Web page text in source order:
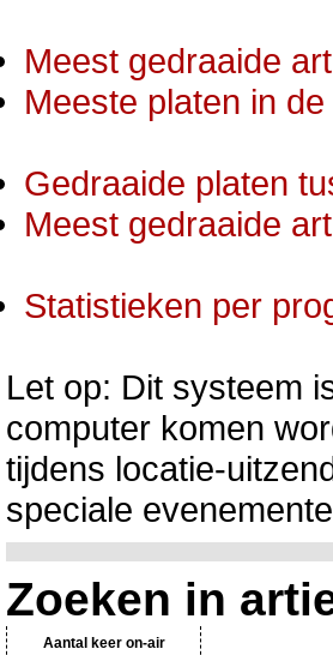
Meest gedraaide
Meeste platen in
Gedraaide platen
Meest gedraaide
Statistieken per
Let op: Dit systeem
computer komen
tijdens locatie-
speciale
Zoeken in
Aantal keer on-air